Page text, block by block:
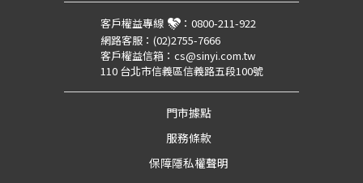
客戶權益專線 ： 0800-211-922
網路客服： (02)2755-7666
客戶權益信箱： cs@sinyi.com.tw
110 台北市信義區信義路五段100號
門市據點
服務條款
保障隱私權聲明